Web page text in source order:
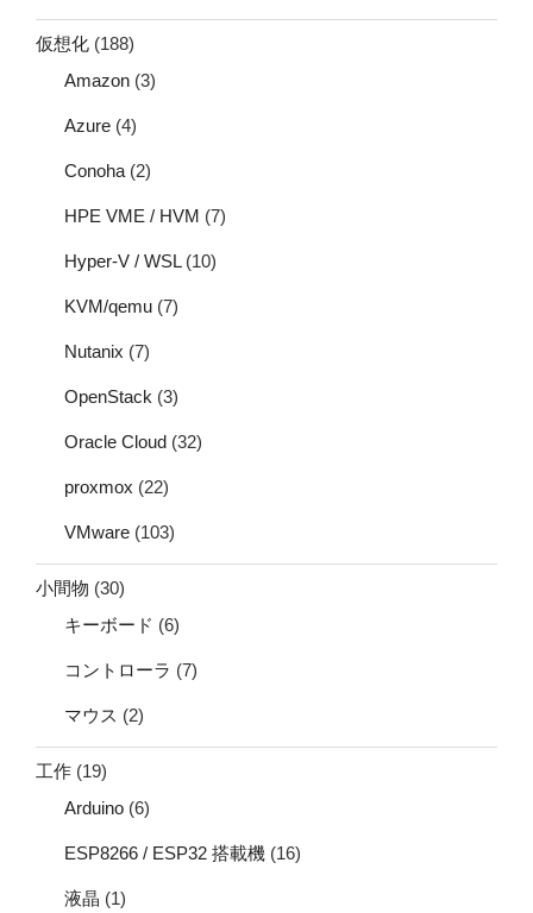
仮想化 (188)
Amazon (3)
Azure (4)
Conoha (2)
HPE VME / HVM (7)
Hyper-V / WSL(10)
KVM/qemu (7)
Nutanix (7)
OpenStack (3)
Oracle Cloud (32)
proxmox (22)
VMware (103)
小間物 (30)
キーボード (6)
コントローラ (7)
マウス (2)
工作 (19)
Arduino (6)
ESP8266 / ESP32 搭載機 (16)
液晶 (1)